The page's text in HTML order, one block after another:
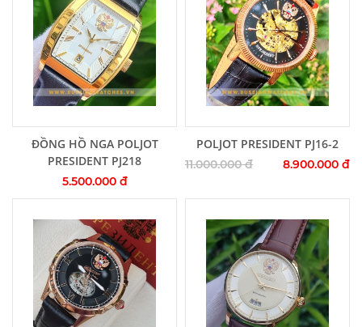
Thêm vào giỏ hàng
ĐỒNG HỒ NGA POLJOT
PRESIDENT PJ218
5.500.000 đ
Thêm vào giỏ hàng
POLJOT PRESIDENT PJ16-2
11.000.000 đ 8.900.000 đ